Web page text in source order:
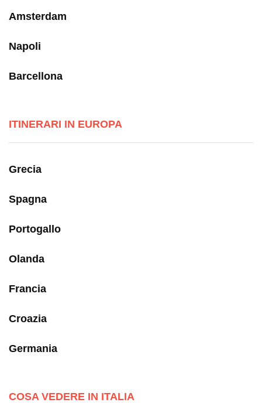
Amsterdam
Napoli
Barcellona
ITINERARI IN EUROPA
Grecia
Spagna
Portogallo
Olanda
Francia
Croazia
Germania
COSA VEDERE IN ITALIA